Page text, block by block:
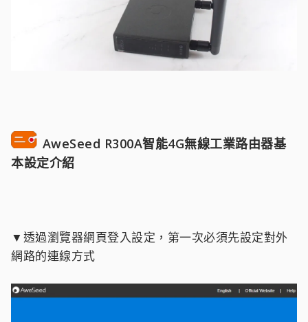
AweSeed R300A智能4G無線工業路由器基
本設定介紹
▼透過瀏覽器網頁登入設定，第一次必須先設定對外
網路的連線方式